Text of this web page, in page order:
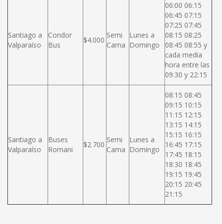
Santiago a
Valparaíso
Condor
Bus
$4.000
Semi
Cama
Lunes a
Domingo
06:00 06:15
06:45 07:15
07:25 07:45
08:15 08:25
08:45 08:55 y
cada media
hora entre las
09:30 y 22:15
Santiago a
Valparaíso
Buses
Romani
$2.700
Semi
Cama
Lunes a
Domingo
08:15 08:45
09:15 10:15
11:15 12:15
13:15 14:15
15:15 16:15
16:45 17:15
17:45 18:15
18:30 18:45
19:15 19:45
20:15 20:45
21:15